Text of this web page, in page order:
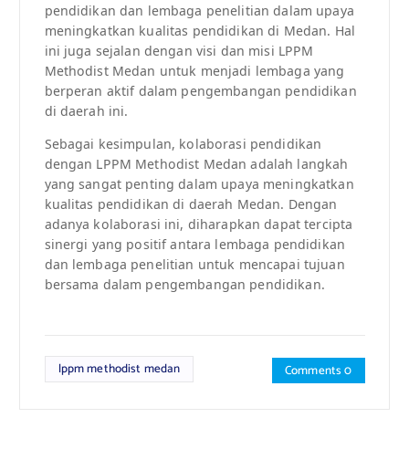
pendidikan dan lembaga penelitian dalam upaya
meningkatkan kualitas pendidikan di Medan. Hal
ini juga sejalan dengan visi dan misi LPPM
Methodist Medan untuk menjadi lembaga yang
berperan aktif dalam pengembangan pendidikan
di daerah ini.
Sebagai kesimpulan, kolaborasi pendidikan
dengan LPPM Methodist Medan adalah langkah
yang sangat penting dalam upaya meningkatkan
kualitas pendidikan di daerah Medan. Dengan
adanya kolaborasi ini, diharapkan dapat tercipta
sinergi yang positif antara lembaga pendidikan
dan lembaga penelitian untuk mencapai tujuan
bersama dalam pengembangan pendidikan.
lppm methodist medan Comments 0